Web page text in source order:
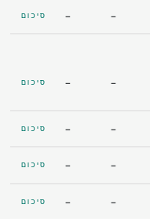
-
- סיכום
-
- סיכום
-
- סיכום
-
- סיכום
-
- סיכום